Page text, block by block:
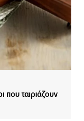
που ταιριάζουν